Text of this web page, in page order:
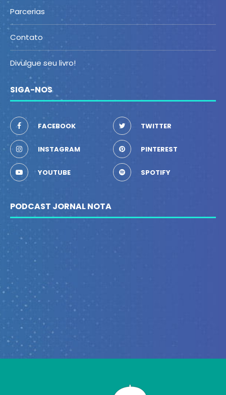
Parcerias
Contato
Divulgue seu livro!
SIGA-NOS
FACEBOOK TWITTER
INSTAGRAM PINTEREST
YOUTUBE SPOTIFY
PODCAST JORNAL NOTA